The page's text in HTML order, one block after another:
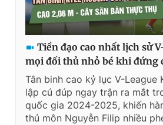
Tiền đạo cao nhất lịch sử
mọi đối thủ nhỏ bé khi đứng
Tân binh cao kỷ lục V-League
lập cú đúp ngay trận ra mắt
quốc gia 2024-2025, khiến
thủ môn Nguyễn Filip nhiều